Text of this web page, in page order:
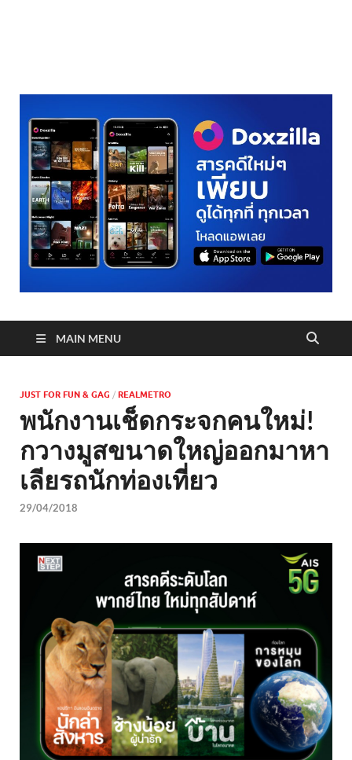
MAIN MENU
JUST FOR FUN & GAG / REALMETRO
พนักงานเช็ดกระจกคนใหม่!
กวางมูสขนาดใหญ่ออกมาหา
เลียรถนักท่องเที่ยว
29/04/2018